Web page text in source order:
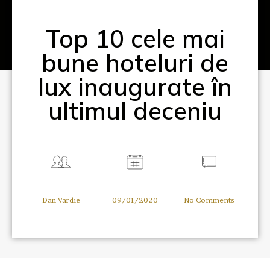
Top 10 cele mai
bune hoteluri de
lux inaugurate în
ultimul deceniu
Dan Vardie 09/01/2020 No Comments